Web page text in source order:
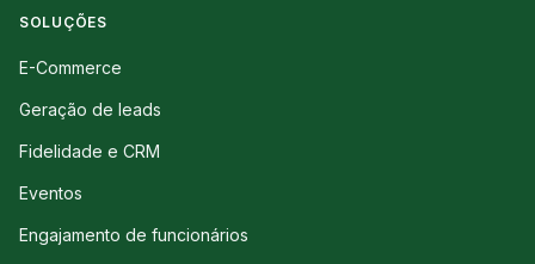
SOLUÇÕES
E-Commerce
Geração de leads
Fidelidade e CRM
Eventos
Engajamento de funcionários